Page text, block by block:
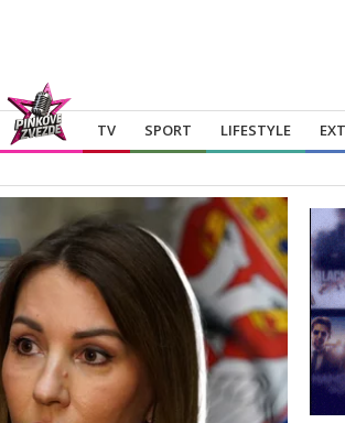
TV SPORT LIFESTYLE